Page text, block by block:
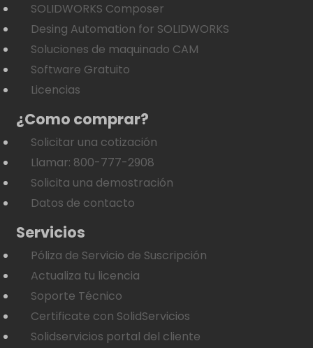
SOLIDWORKS Composer
Desing Automation for SOLIDWORKS
Soluciones de maquinado CAM
Software Gratuito
Licencias
¿Como comprar?
Solicitar una cotización
Llamar: 800-777-2908
Solicita una demostración
Datos de contacto
Servicios
Póliza de Servicio de Suscripción
Actualiza tu licencia
Soporte Técnico
Certificate con SolidServicios
Solidservicios portal del cliente